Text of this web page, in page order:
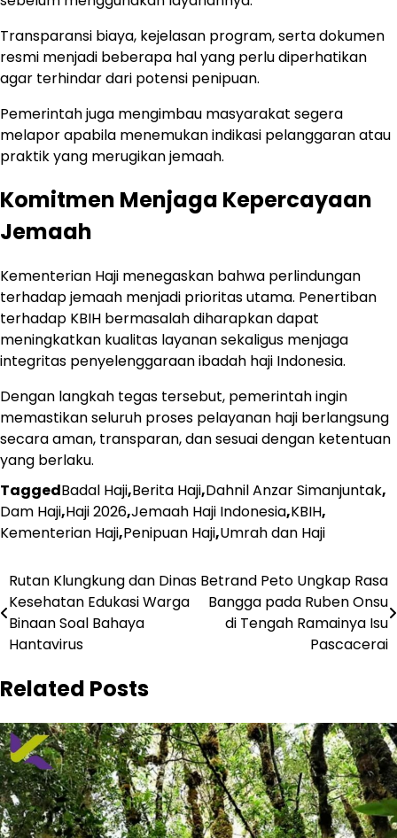
Transparansi biaya, kejelasan program, serta dokumen
resmi menjadi beberapa hal yang perlu diperhatikan
agar terhindar dari potensi penipuan.
Pemerintah juga mengimbau masyarakat segera
melapor apabila menemukan indikasi pelanggaran atau
praktik yang merugikan jemaah.
Komitmen Menjaga Kepercayaan
Jemaah
Kementerian Haji menegaskan bahwa perlindungan
terhadap jemaah menjadi prioritas utama. Penertiban
terhadap KBIH bermasalah diharapkan dapat
meningkatkan kualitas layanan sekaligus menjaga
integritas penyelenggaraan ibadah haji Indonesia.
Dengan langkah tegas tersebut, pemerintah ingin
memastikan seluruh proses pelayanan haji berlangsung
secara aman, transparan, dan sesuai dengan ketentuan
yang berlaku.
TaggedBadal Haji,Berita Haji,Dahnil Anzar Simanjuntak,
Dam Haji,Haji 2026,Jemaah Haji Indonesia,KBIH,
Kementerian Haji,Penipuan Haji,Umrah dan Haji
Navigasi
pos
Rutan Klungkung dan Dinas
Kesehatan Edukasi Warga
Binaan Soal Bahaya
Hantavirus
Betrand Peto Ungkap Rasa
Bangga pada Ruben Onsu
di Tengah Ramainya Isu
Pascacerai
Related Posts